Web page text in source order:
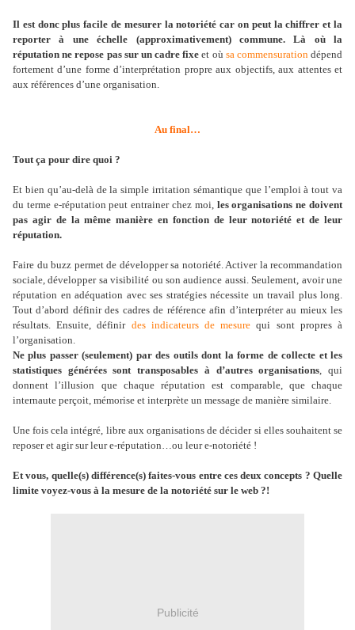
Il est donc plus facile de mesurer la notoriété car on peut la chiffrer et la
reporter à une échelle (approximativement) commune. Là où la
réputation ne repose pas sur un cadre fixe et où sa commensurationdépend
fortement d’une forme d’interprétation propre aux objectifs, aux attentes et
aux références d’une organisation.
Au final…
Tout ça pour dire quoi ?
Et bien qu’au-delà de la simple irritation sémantique que l’emploi à tout va
du terme e-réputation peut entrainer chez moi, les organisations ne doivent
pas agir de la même manière en fonction de leur notoriété et de leur
réputation.
Faire du buzz permet de développer sa notoriété. Activer la recommandation
sociale, développer sa visibilité ou son audience aussi. Seulement, avoir une
réputation en adéquation avec ses stratégies nécessite un travail plus long.
Tout d’abord définir des cadres de référence afin d’interpréter au mieux les
résultats. Ensuite, définir des indicateurs de mesure qui sont propres à
l’organisation.
Ne plus passer (seulement) par des outils dont la forme de collecte et les
statistiques générées sont transposables à d’autres organisations, qui
donnent l’illusion que chaque réputation est comparable, que chaque
internaute perçoit, mémorise et interprète un message de manière similaire.
Une fois cela intégré, libre aux organisations de décider si elles souhaitent se
reposer et agir sur leur e-réputation…ou leur e-notoriété !
Et vous, quelle(s) différence(s) faites-vous entre ces deux concepts ? Quelle
limite voyez-vous à la mesure de la notoriété sur le web ?!
Publicité